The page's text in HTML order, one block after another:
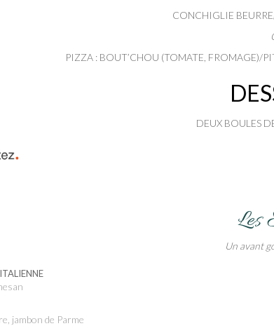
CONCHIGLIE
PIZZA : BOUT’CHOU (TOMATE, FROMAGE)/
DEUX BOULES
Les
Un avant
jambon de Parme